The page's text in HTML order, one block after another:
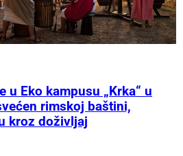
u Eko kampusu „Krka“ u
rimskoj baštini,
kroz doživljaj